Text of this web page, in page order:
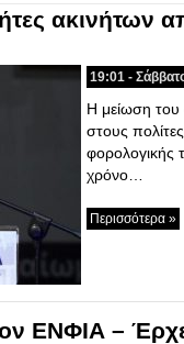
ακινήτων
19:01 -
Η μείωση
στους
φορολογικής
χρόνο…
Περισσότερα »
ΕΝΦΙΑ –